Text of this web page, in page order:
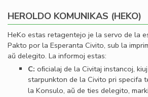
HEROLDO KOMUNIKAS (HEKO)
HeKo estas retagentejo je la servo de la
Pakto por la Esperanta Civito, sub la
aŭ delegito. La informoj estas:
C: oﬁcialaj de la Civitaj instancoj,
starpunkton de la Civito pri specifa
la Konsulo, aŭ de ties delegito,